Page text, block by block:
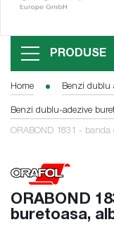
PRODUSE
Home Benzi dublu
Benzi dublu-adezive
ORABOND 1831 -
ORABOND
buretoasa,